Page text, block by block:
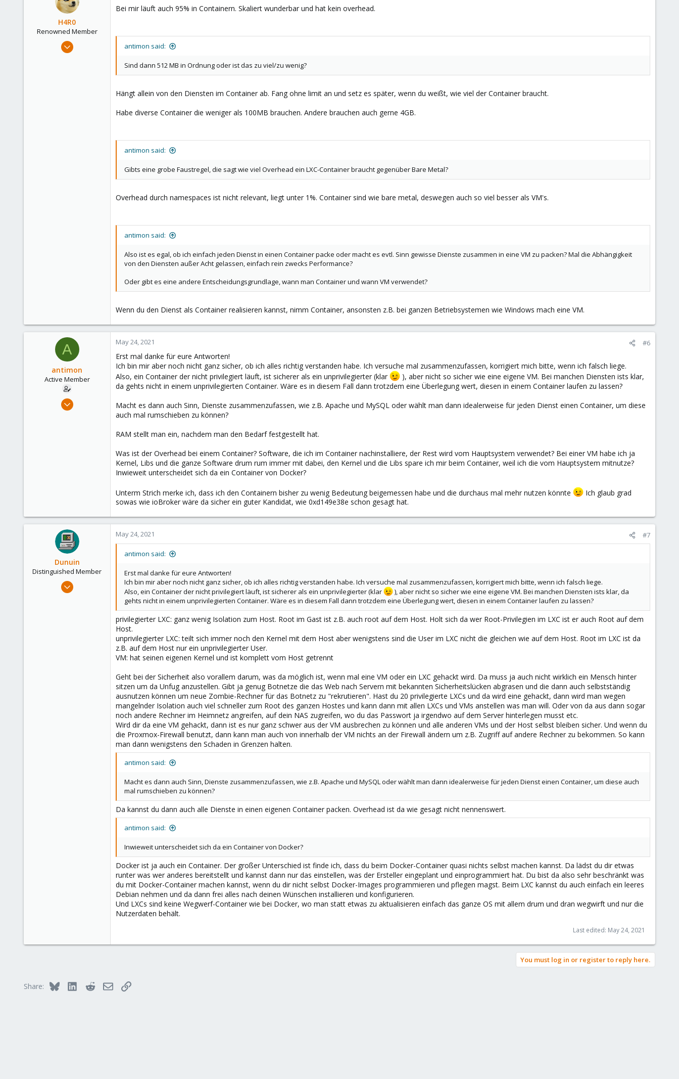
H4R0
Renowned Member
Apr 5, 2020
Bei mir läuft auch 95% in Containern. Skaliert wunderbar und hat kein overhead.
antimon said:
Sind dann 512 MB in Ordnung oder ist das zu viel/zu wenig?
Hängt allein von den Diensten im Container ab. Fang ohne limit an und setz es später, wenn du weißt, wie viel der Container braucht.
Habe diverse Container die weniger als 100MB brauchen. Andere brauchen auch gerne 4GB.
antimon said:
Gibts eine grobe Faustregel, die sagt wie viel Overhead ein LXC-Container braucht gegenüber Bare Metal?
Overhead durch namespaces ist nicht relevant, liegt unter 1%. Container sind wie bare metal, deswegen auch so viel besser als VM's.
antimon said:
Also ist es egal, ob ich einfach jeden Dienst in einen Container packe oder macht es evtl. Sinn gewisse Dienste zusammen in eine VM zu packen? Mal die Abhängigkeit
von den Diensten außer Acht gelassen, einfach rein zwecks Performance?
Oder gibt es eine andere Entscheidungsgrundlage, wann man Container und wann VM verwendet?
Wenn du den Dienst als Container realisieren kannst, nimm Container, ansonsten z.B. bei ganzen Betriebsystemen wie Windows mach eine VM.
A
antimon
Active Member
Mar 21, 2021
May 24, 2021 #6
Erst mal danke für eure Antworten!
Ich bin mir aber noch nicht ganz sicher, ob ich alles richtig verstanden habe. Ich versuche mal zusammenzufassen, korrigiert mich bitte, wenn ich falsch liege.
Also, ein Container der nicht privilegiert läuft, ist sicherer als ein unprivilegierter (klar
), aber nicht so sicher wie eine eigene VM. Bei manchen Diensten ists klar,
da gehts nicht in einem unprivilegierten Container. Wäre es in diesem Fall dann trotzdem eine Überlegung wert, diesen in einem Container laufen zu lassen?
Macht es dann auch Sinn, Dienste zusammenzufassen, wie z.B. Apache und MySQL oder wählt man dann idealerweise für jeden Dienst einen Container, um diese
auch mal rumschieben zu können?
RAM stellt man ein, nachdem man den Bedarf festgestellt hat.
Was ist der Overhead bei einem Container? Software, die ich im Container nachinstalliere, der Rest wird vom Hauptsystem verwendet? Bei einer VM habe ich ja
Kernel, Libs und die ganze Software drum rum immer mit dabei, den Kernel und die Libs spare ich mir beim Container, weil ich die vom Hauptsystem mitnutze?
Inwieweit unterscheidet sich da ein Container von Docker?
Unterm Strich merke ich, dass ich den Containern bisher zu wenig Bedeutung beigemessen habe und die durchaus mal mehr nutzen könnte
Ich glaub grad
sowas wie ioBroker wäre da sicher ein guter Kandidat, wie 0xd149e38e schon gesagt hat.
Dunuin
Distinguished Member
Jun 30, 2020
May 24, 2021 #7
antimon said:
Erst mal danke für eure Antworten!
Ich bin mir aber noch nicht ganz sicher, ob ich alles richtig verstanden habe. Ich versuche mal zusammenzufassen, korrigiert mich bitte, wenn ich falsch liege.
Also, ein Container der nicht privilegiert läuft, ist sicherer als ein unprivilegierter (klar
), aber nicht so sicher wie eine eigene VM. Bei manchen Diensten ists klar, da
gehts nicht in einem unprivilegierten Container. Wäre es in diesem Fall dann trotzdem eine Überlegung wert, diesen in einem Container laufen zu lassen?
privilegierter LXC: ganz wenig Isolation zum Host. Root im Gast ist z.B. auch root auf dem Host. Holt sich da wer Root-Privilegien im LXC ist er auch Root auf dem
Host.
unprivilegierter LXC: teilt sich immer noch den Kernel mit dem Host aber wenigstens sind die User im LXC nicht die gleichen wie auf dem Host. Root im LXC ist da
z.B. auf dem Host nur ein unprivilegierter User.
VM: hat seinen eigenen Kernel und ist komplett vom Host getrennt
Geht bei der Sicherheit also vorallem darum, was da möglich ist, wenn mal eine VM oder ein LXC gehackt wird. Da muss ja auch nicht wirklich ein Mensch hinter
sitzen um da Unfug anzustellen. Gibt ja genug Botnetze die das Web nach Servern mit bekannten Sicherheitslücken abgrasen und die dann auch selbstständig
ausnutzen können um neue Zombie-Rechner für das Botnetz zu "rekrutieren". Hast du 20 privilegierte LXCs und da wird eine gehackt, dann wird man wegen
mangelnder Isolation auch viel schneller zum Root des ganzen Hostes und kann dann mit allen LXCs und VMs anstellen was man will. Oder von da aus dann sogar
noch andere Rechner im Heimnetz angreifen, auf dein NAS zugreifen, wo du das Passwort ja irgendwo auf dem Server hinterlegen musst etc.
Wird dir da eine VM gehackt, dann ist es nur ganz schwer aus der VM ausbrechen zu können und alle anderen VMs und der Host selbst bleiben sicher. Und wenn du
die Proxmox-Firewall benutzt, dann kann man auch von innerhalb der VM nichts an der Firewall ändern um z.B. Zugriff auf andere Rechner zu bekommen. So kann
man dann wenigstens den Schaden in Grenzen halten.
antimon said:
Macht es dann auch Sinn, Dienste zusammenzufassen, wie z.B. Apache und MySQL oder wählt man dann idealerweise für jeden Dienst einen Container, um diese auch
mal rumschieben zu können?
Da kannst du dann auch alle Dienste in einen eigenen Container packen. Overhead ist da wie gesagt nicht nennenswert.
antimon said:
Inwieweit unterscheidet sich da ein Container von Docker?
Docker ist ja auch ein Container. Der großer Unterschied ist finde ich, dass du beim Docker-Container quasi nichts selbst machen kannst. Da lädst du dir etwas
runter was wer anderes bereitstellt und kannst dann nur das einstellen, was der Ersteller eingeplant und einprogrammiert hat. Du bist da also sehr beschränkt was
du mit Docker-Container machen kannst, wenn du dir nicht selbst Docker-Images programmieren und pflegen magst. Beim LXC kannst du auch einfach ein leeres
Debian nehmen und da dann frei alles nach deinen Wünschen installieren und konfigurieren.
Und LXCs sind keine Wegwerf-Container wie bei Docker, wo man statt etwas zu aktualisieren einfach das ganze OS mit allem drum und dran wegwirft und nur die
Nutzerdaten behält.
Last edited: May 24, 2021
You must log in or register to reply here.
Share: Bluesky LinkedInRedditEmailLink